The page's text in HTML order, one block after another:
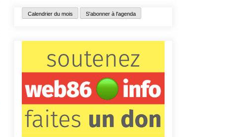
Calendrier du mois S'abonner à l'agenda